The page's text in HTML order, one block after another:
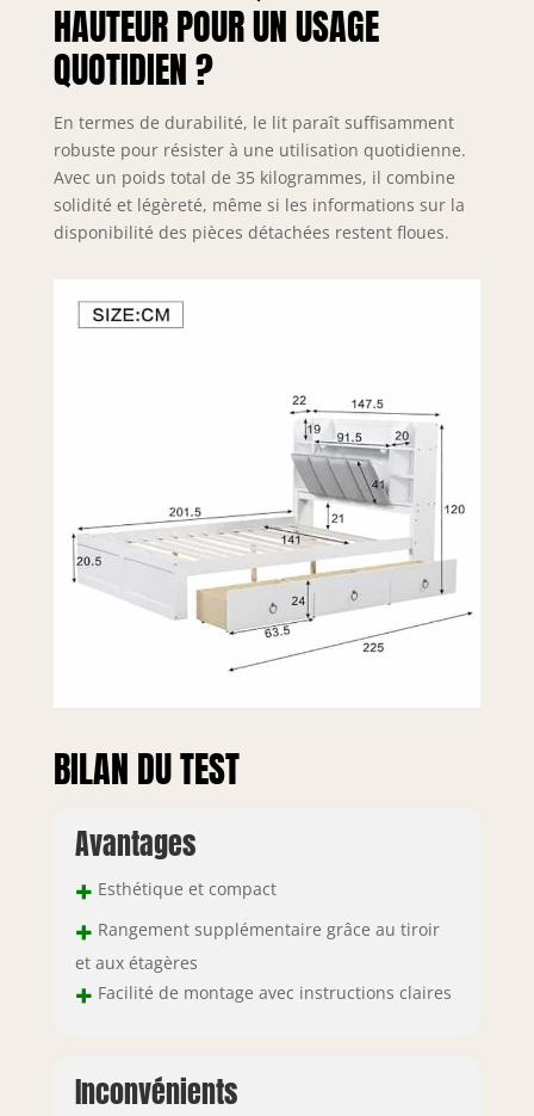
durable et stable.
frais et moderne
qui s'intègre
parfaitement à
n'importe quel
style d'intérieur.
nettoyage
deviennent
faciles. Qu'il
s'agisse d'un
nettoyage
quotidien ou d'un
entretien
approfondi, il est
facile à
manipuler, ce qui
permet aux
montage
outils vous aident
rapidement.
HAUTEUR POUR UN USAGE
QUOTIDIEN ?
En termes de durabilité, le lit paraît suffisamment
robuste pour résister à une utilisation quotidienne.
Avec un poids total de 35 kilogrammes, il combine
solidité et légèreté, même si les informations sur la
disponibilité des pièces détachées restent floues.
BILAN DU TEST
Avantages
+ Esthétique et compact
+ Rangement supplémentaire grâce au tiroir
et aux étagères
+ Facilité de montage avec instructions claires
Inconvénients